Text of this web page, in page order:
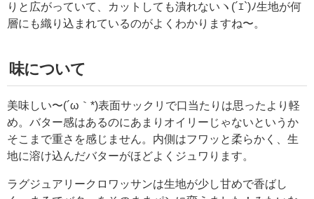
りと広がっていて、カットしても潰れないヽ(´ｴ`)ﾉ生地が何
層にも織り込まれているのがよくわかりますね〜。
味について
美味しい〜(´ω｀*)表面サックリで口当たりは思ったより軽
め。バター感はあるのにあまりオイリーじゃないというか
そこまで重さを感じません。内側はフワッと柔らかく、生
地に溶け込んだバターがほどよくジュワります。
ラグジュアリークロワッサンは生地が少し甘めで香ばし